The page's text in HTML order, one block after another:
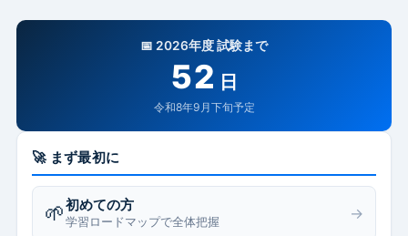
📅 2026年度 試験まで
52 日
令和8年9月下旬予定
🚀 まず最初に
🌱初めての方
学習ロードマップで全体把握 →